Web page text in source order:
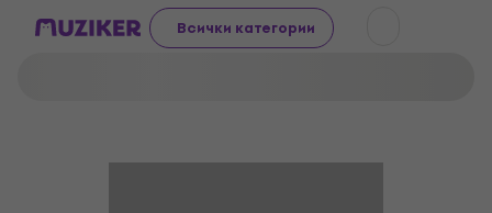
Всички категории